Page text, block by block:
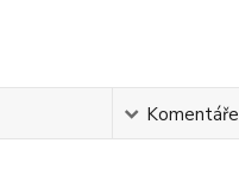
Komentáře